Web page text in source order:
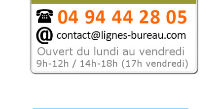
province.